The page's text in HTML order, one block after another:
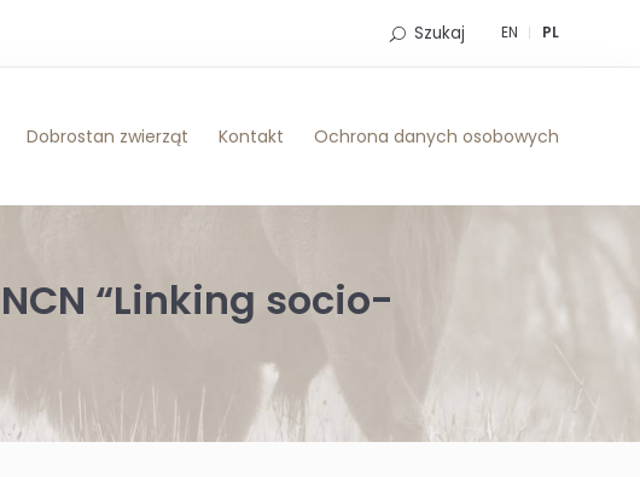
EN PL
Szukaj
Dobrostan zwierząt Kontakt Ochrona danych osobowych
“Linking socio-